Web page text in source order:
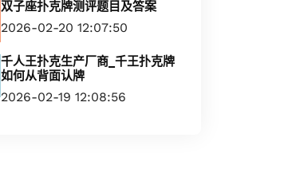
双子座扑克牌测评题目及答案
2026-02-20 12:07:50
千人王扑克生产厂商_千王扑克牌
如何从背面认牌
2026-02-19 12:08:56